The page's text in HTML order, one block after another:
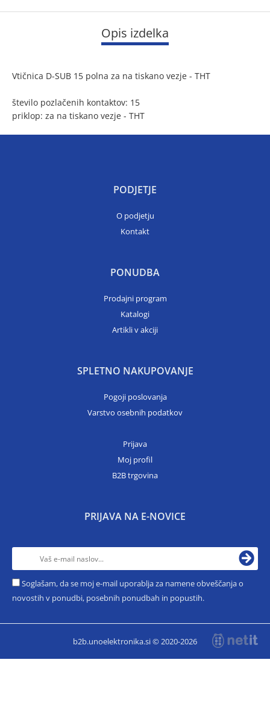
Opis izdelka
Vtičnica D-SUB 15 polna za na tiskano vezje - THT
število pozlačenih kontaktov: 15
priklop: za na tiskano vezje - THT
PODJETJE
O podjetju
Kontakt
PONUDBA
Prodajni program
Katalogi
Artikli v akciji
SPLETNO NAKUPOVANJE
Pogoji poslovanja
Varstvo osebnih podatkov
Prijava
Moj profil
B2B trgovina
PRIJAVA NA E-NOVICE
Soglašam, da se moj e-mail uporablja za namene obveščanja o
novostih v ponudbi, posebnih ponudbah in popustih.
b2b.unoelektronika.si © 2020-2026